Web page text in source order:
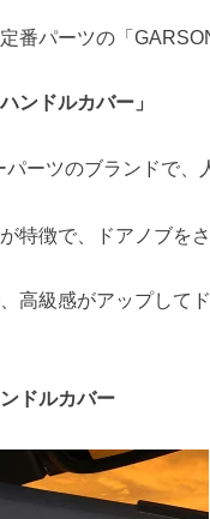
番パーツの「
ンドルカバー」
ーツのブランドで、
特徴で、ドアノブを
高級感がアップして
ドルカバー